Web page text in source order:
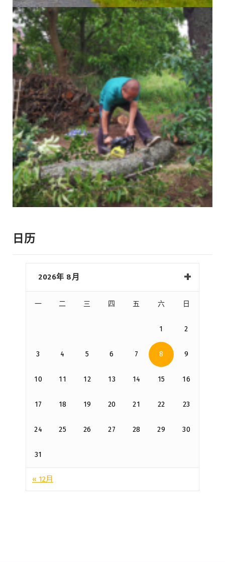
日历
2026年 8月
一 二 三 四 五 六 日
1 2
3 4 5 6 7 8 9
10 11 12 13 14 15 16
17 18 19 20 21 22 23
24 25 26 27 28 29 30
31
« 12月